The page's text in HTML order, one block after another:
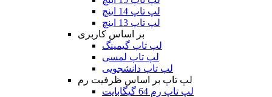
لپ تاپ 14 اینچ
لپ تاپ 13 اینچ
بر اساس کاربری
لپ تاپ گیمینگ
لپ تاپ لمسی
لپ تاپ دانشجویی
لپ تاپ بر اساس ظرفیت رم
لپ تاپ رم 64 گیگابایت